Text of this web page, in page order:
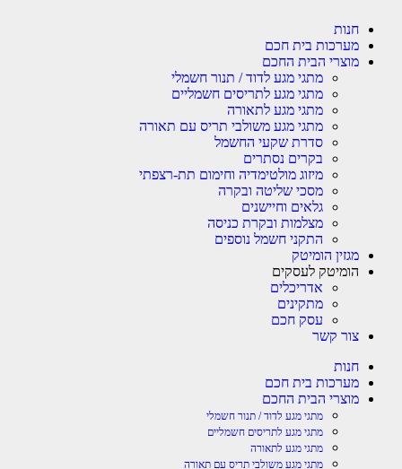
חנות
מערכות בית חכם
מוצרי הבית החכם
מתגי מגע לדוד / תנור חשמלי
מתגי מגע לתריסים חשמליים
מתגי מגע לתאורה
מתגי מגע משולבי תריס עם תאורה
סדרת שקעי החשמל
בקרים נסתרים
מיזוג מולטימדיה וחימום תת-רצפתי
מסכי שליטה ובקרה
גלאים וחיישנים
מצלמות ובקרת כניסה
התקני חשמל נוספים
מגזין הומיטק
הומיטק לעסקים
אדריכלים
מתקינים
עסק חכם
צור קשר
חנות
מערכות בית חכם
מוצרי הבית החכם
מתגי מגע לדוד / תנור חשמלי
מתגי מגע לתריסים חשמליים
מתגי מגע לתאורה
מתגי מגע משולבי תריס עם תאורה